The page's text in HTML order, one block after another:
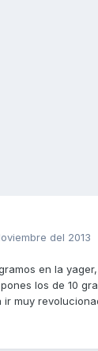
del 2013
en la
los de 10
muy